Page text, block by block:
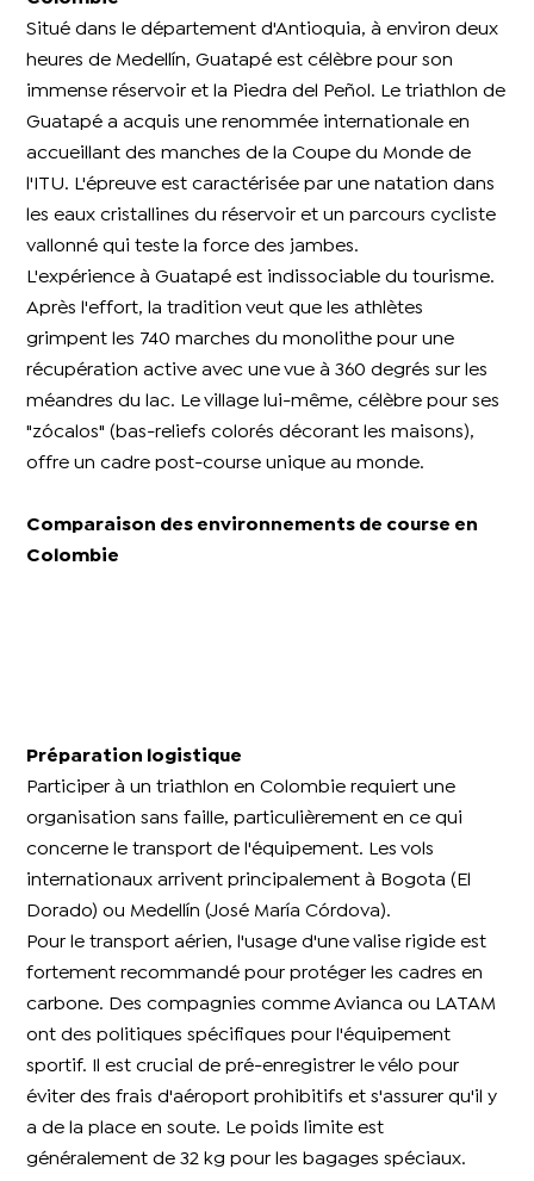
Situé dans le département d'Antioquia, à environ deux
heures de Medellín, Guatapé est célèbre pour son
immense réservoir et la Piedra del Peñol. Le triathlon de
Guatapé a acquis une renommée internationale en
accueillant des manches de la Coupe du Monde de
l'ITU. L'épreuve est caractérisée par une natation dans
les eaux cristallines du réservoir et un parcours cycliste
vallonné qui teste la force des jambes.
L'expérience à Guatapé est indissociable du tourisme.
Après l'effort, la tradition veut que les athlètes
grimpent les 740 marches du monolithe pour une
récupération active avec une vue à 360 degrés sur les
méandres du lac. Le village lui-même, célèbre pour ses
"zócalos" (bas-reliefs colorés décorant les maisons),
offre un cadre post-course unique au monde.
Comparaison des environnements de course en
Colombie​
Préparation logistique
Participer à un triathlon en Colombie requiert une
organisation sans faille, particulièrement en ce qui
concerne le transport de l'équipement. Les vols
internationaux arrivent principalement à Bogota (El
Dorado) ou Medellín (José María Córdova).
Pour le transport aérien, l'usage d'une valise rigide est
fortement recommandé pour protéger les cadres en
carbone. Des compagnies comme Avianca ou LATAM
ont des politiques spécifiques pour l'équipement
sportif. Il est crucial de pré-enregistrer le vélo pour
éviter des frais d'aéroport prohibitifs et s'assurer qu'il y
a de la place en soute. Le poids limite est
généralement de 32 kg pour les bagages spéciaux.